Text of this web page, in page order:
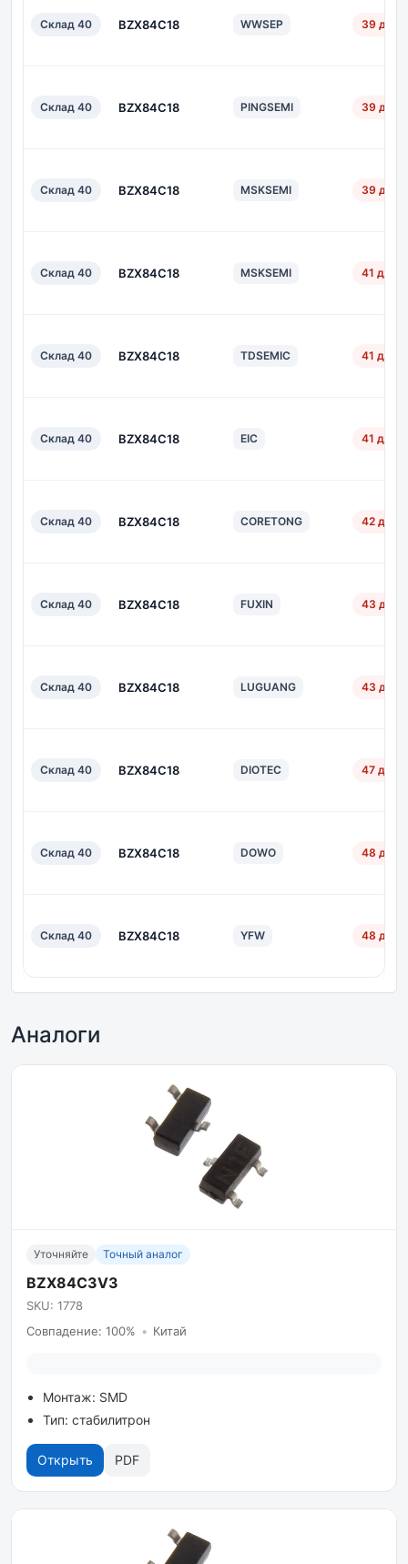
Склад 40 BZX84C18 WWSEP 39 дн.
Склад 40 BZX84C18 PINGSEMI 39 дн.
Склад 40 BZX84C18 MSKSEMI 39 дн.
Склад 40 BZX84C18 MSKSEMI 41 дн.
Склад 40 BZX84C18 TDSEMIC 41 дн.
Склад 40 BZX84C18 EIC 41 дн.
Склад 40 BZX84C18 CORETONG 42 дн.
Склад 40 BZX84C18 FUXIN 43 дн.
Склад 40 BZX84C18 LUGUANG 43 дн.
Склад 40 BZX84C18 DIOTEC 47 дн.
Склад 40 BZX84C18 DOWO 48 дн.
Склад 40 BZX84C18 YFW 48 дн.
Аналоги
Уточняйте Точный аналог
BZX84C3V3
SKU: 1778
Совпадение: 100% • Китай
Монтаж: SMD
Тип: стабилитрон
Открыть PDF